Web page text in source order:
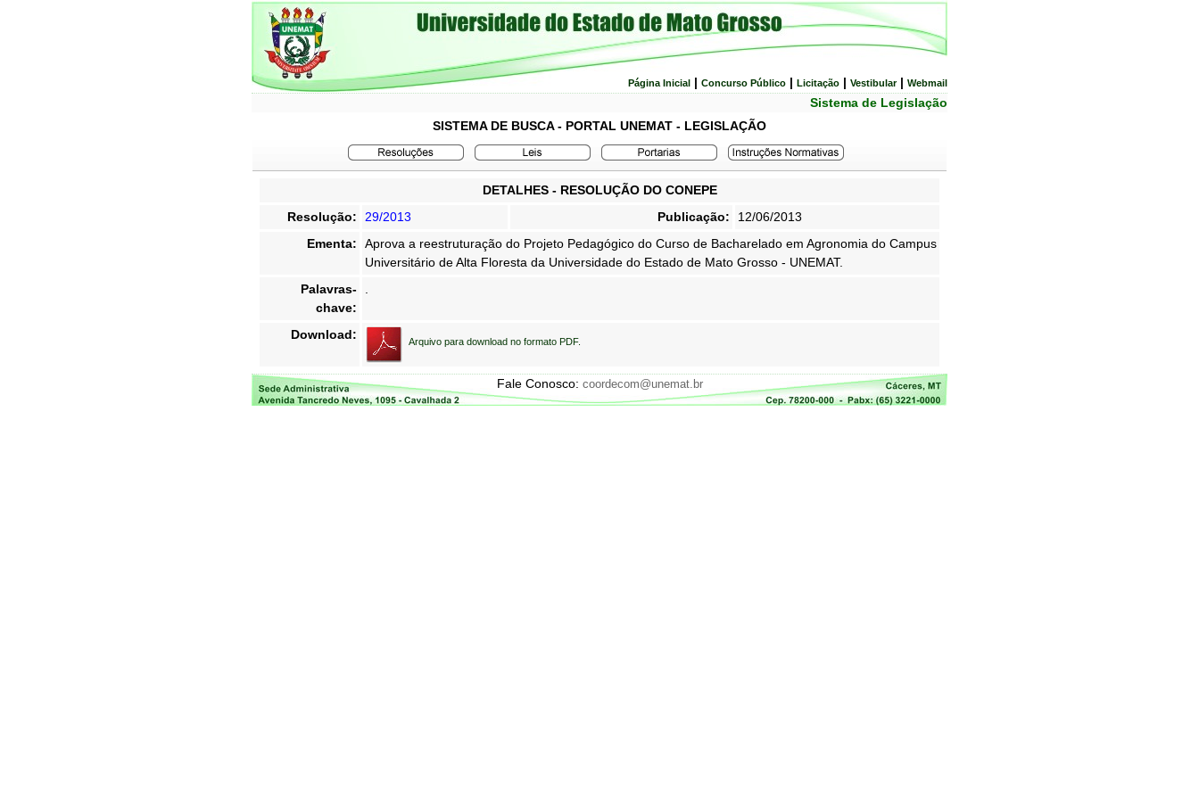
Página Inicial | Concurso Público | Licitação | Vestibular| Webmail
Sistema de Legislação
SISTEMA DE BUSCA - PORTAL UNEMAT - LEGISLAÇÃO
DETALHES - RESOLUÇÃO DO CONEPE
Resolução:
29/2013 Publicação:
12/06/2013
Ementa:
Aprova a reestruturação do Projeto Pedagógico do Curso de Bacharelado em Agronomia do Campus
Universitário de Alta Floresta da Universidade do Estado de Mato Grosso - UNEMAT.
Palavras-
chave:
Download: Arquivo para download no formato PDF.
Fale Conosco: coordecom@unemat.br